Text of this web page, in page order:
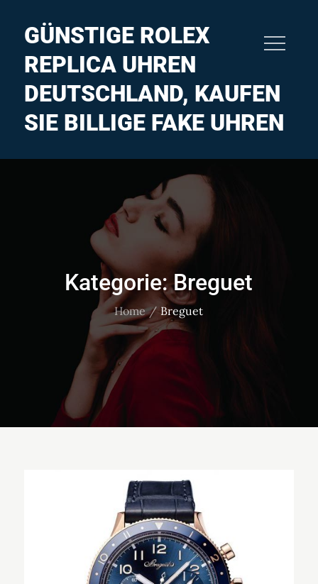
GÜNSTIGE ROLEX
REPLICA UHREN
DEUTSCHLAND, KAUFEN
SIE BILLIGE FAKE UHREN
Kategorie:Breguet
Home Breguet